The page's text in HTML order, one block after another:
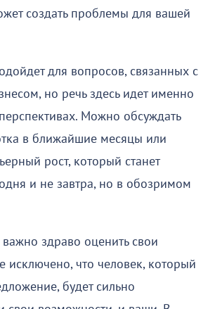
создать проблемы для вашей
для вопросов, связанных с
но речь здесь идет именно
Можно обсуждать
в ближайшие месяцы или
рост, который станет
и не завтра, но в обозримом
здраво оценить свои
исключено, что человек, который
будет сильно